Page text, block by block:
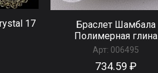
17
Браслет Шамбала
Полимерная глина
Арт: 006495
734.59 ₽